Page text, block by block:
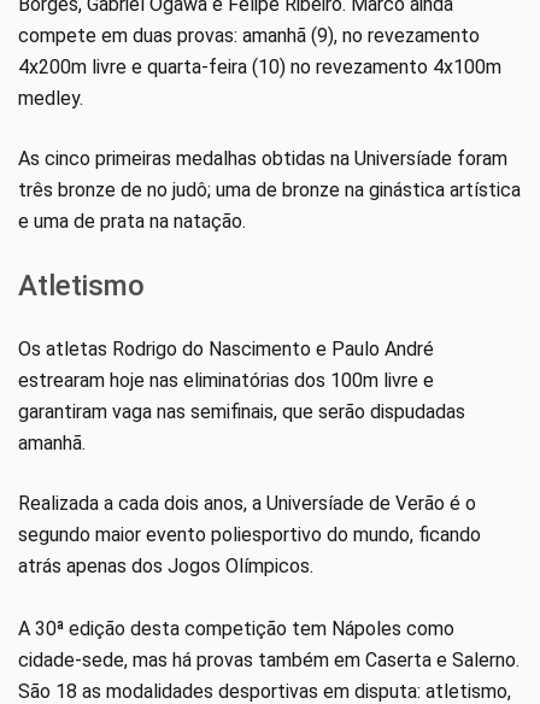
compete em duas provas: amanhã (9), no revezamento
4x200m livre e quarta-feira (10) no revezamento 4x100m
medley.
As cinco primeiras medalhas obtidas na Universíade foram
três bronze de no judô; uma de bronze na ginástica artística
e uma de prata na natação.
Atletismo
Os atletas Rodrigo do Nascimento e Paulo André
estrearam hoje nas eliminatórias dos 100m livre e
garantiram vaga nas semifinais, que serão dispudadas
amanhã.
Realizada a cada dois anos, a Universíade de Verão é o
segundo maior evento poliesportivo do mundo, ficando
atrás apenas dos Jogos Olímpicos.
A 30ª edição desta competição tem Nápoles como
cidade-sede, mas há provas também em Caserta e Salerno.
São 18 as modalidades desportivas em disputa: atletismo,